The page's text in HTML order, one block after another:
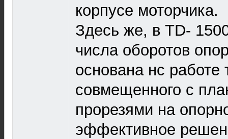
корпусе моторчика.
Здесь же, в TD-
числа оборотов
основана нс работе
совмещенного с
прорезями на
эффективное